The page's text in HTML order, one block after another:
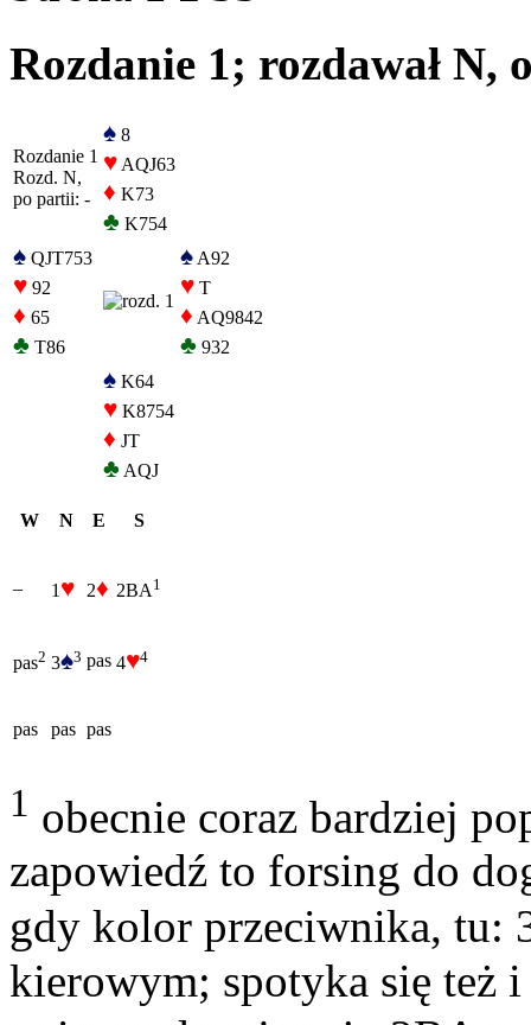
Rozdanie 1; rozdawał N,
Rozdanie 1
Rozd. N,
po partii: -
♠ 8
♥AQJ63
♦ K73
♣ K754
♠ QJT753
♥ 92
♦ 65
♣ T86
♠A92
♥ T
♦ AQ9842
♣ 932
♠ K64
♥ K8754
♦ JT
♣AQJ
W N E S
– 1♥ 2♦ 2BA1
pas2 3♠3 pas 4♥4
pas pas pas
1 obecnie coraz bardziej
zapowiedź to forsing do
gdy kolor przeciwnika, tu:
kierowym; spotyka się też